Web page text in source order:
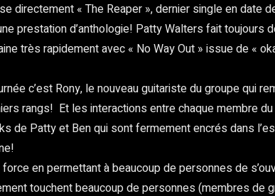
directement « The Reaper », dernier single en date
prestation d’anthologie! Patty Walters fait
très rapidement avec « No Way Out » issue de «
c’est Rony, le nouveau guitariste du groupe qui
rangs! Et les interactions entre chaque membre
de Patty et Ben qui sont fermement encrés dans
en permettant à beaucoup de personnes de
touchent beaucoup de personnes (membres